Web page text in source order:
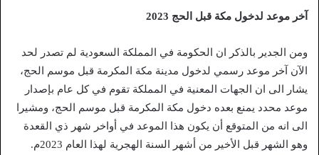
آخر موعد لدخول مكة قبل الحج 2023
ومن الجدير بالذكر ان الحكومة في المملكة السعودية لم تصدر لحد
الآن آخر موعد رسمي لدخول مدينة مكة المكرمة قبل موسم الحج،
يشار الى ان الجهات المعنية في المملكة تقوم في كل عام بإصدار
موعد محدد يمنع بعده دخول مكة المكرمة قبل موسم الحج، ومشيرا
الى انه من المتوقع أن يكون هذا الموعد في أواخر شهر ذي القعدة
وهو الشهر قبل الأخير من أشهر السنة الهجرية لهذا العام 2023م.